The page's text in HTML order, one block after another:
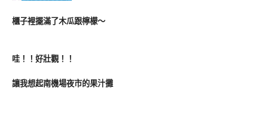
櫃子裡擺滿了木瓜跟檸檬～
哇！！好壯觀！！
讓我想起南機場夜市的果汁攤